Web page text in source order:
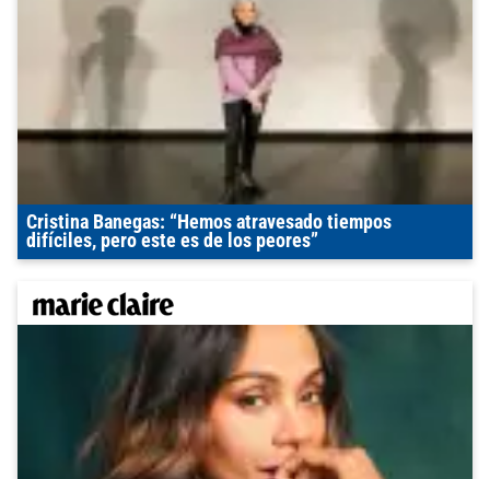
Cristina Banegas: “Hemos atravesado tiempos
difíciles, pero este es de los peores”